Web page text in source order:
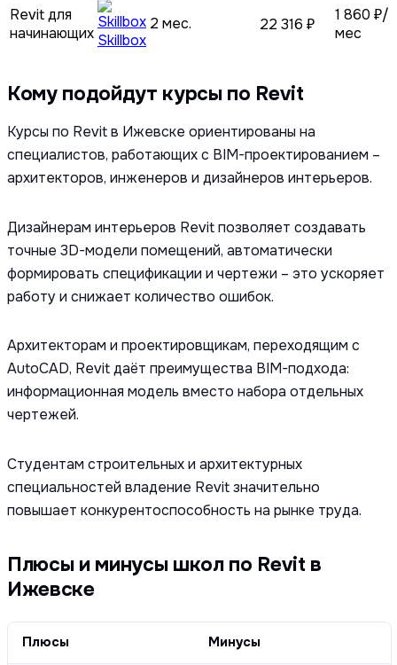
Revit для
начинающих Skillbox
2 мес. 22 316 ₽
1 860 ₽/
мес
Кому подойдут курсы по Revit
Курсы по Revit в Ижевске ориентированы на
специалистов, работающих с BIM-проектированием –
архитекторов, инженеров и дизайнеров интерьеров.
Дизайнерам интерьеров Revit позволяет создавать
точные 3D-модели помещений, автоматически
формировать спецификации и чертежи – это ускоряет
работу и снижает количество ошибок.
Архитекторам и проектировщикам, переходящим с
AutoCAD, Revit даёт преимущества BIM-подхода:
информационная модель вместо набора отдельных
чертежей.
Студентам строительных и архитектурных
специальностей владение Revit значительно
повышает конкурентоспособность на рынке труда.
Плюсы и минусы школ по Revit в
Ижевске
Плюсы Минусы